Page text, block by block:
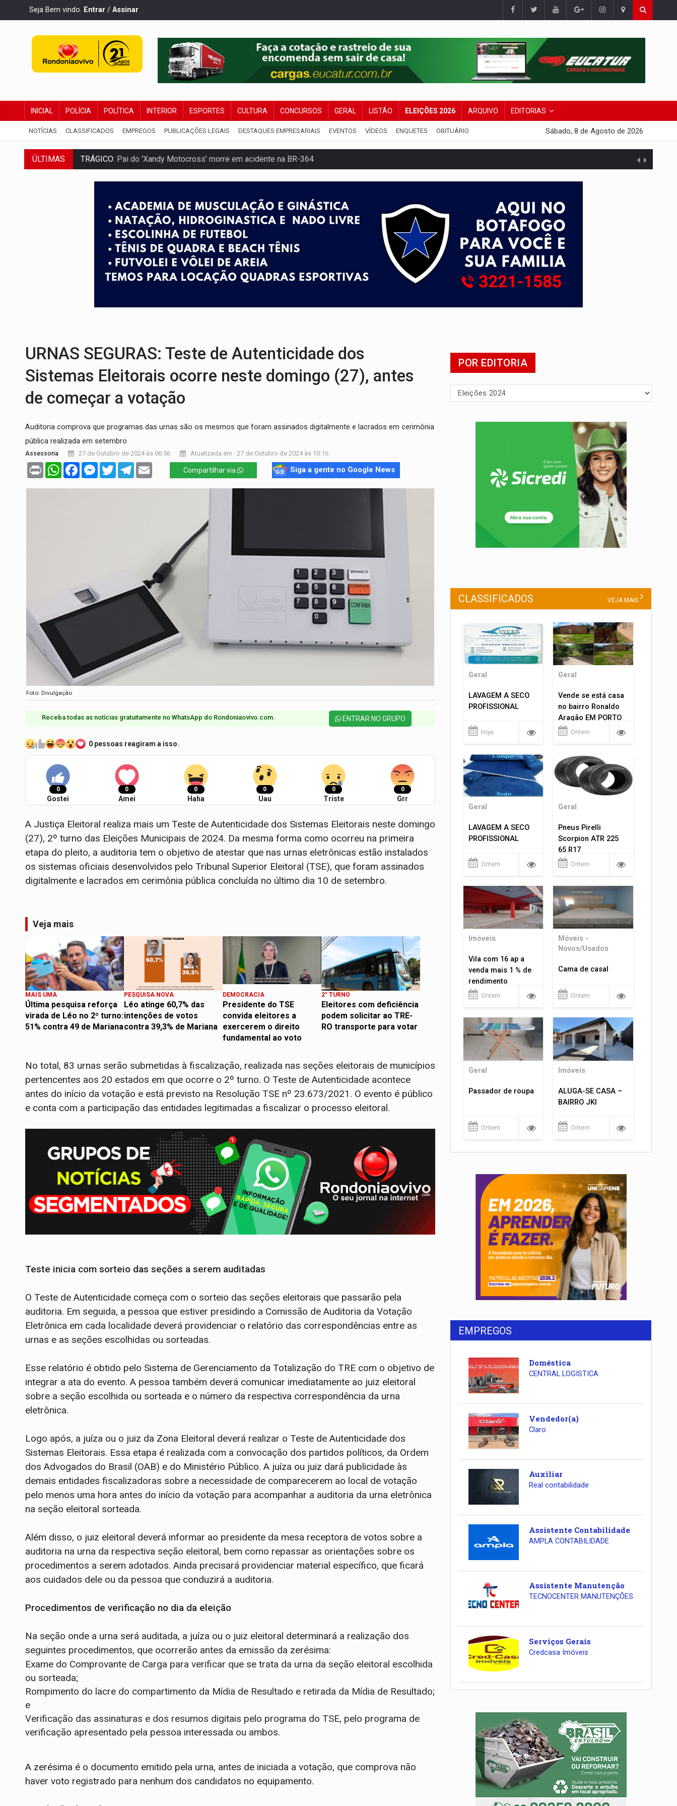
Seja Bem vindo. Entrar / Assinar
INICIAL POLÍCIA POLÍTICA INTERIOR ESPORTES CULTURA CONCURSOS GERAL LISTÃO ELEIÇÕES 2026 ARQUIVO EDITORIAS
NOTÍCIAS CLASSIFICADOS EMPREGOS PUBLICAÇÕES LEGAIS DESTAQUES EMPRESARIAIS EVENTOS VÍDEOS ENQUETES OBITUÁRIO Sábado, 8 de Agosto de 2026
ÚLTIMAS TRÁGICO: Pai do 'Xandy Motocross' morre em acidente na BR-364
VÍDEO:Motorista de caminhonete morre preso às ferragens em colisão com carreta na BR
Seis lugares gratuitos para aproveitar o fim de semana em Porto Velho
FTICCO e Força Tática prendem membro do CV com arma e drogas em boca de fumo
INCLUSÃO:Prefeitura fortalece parceria com a APAE para ampliar ações voltadas a PCD's
DEFESA: Exército testa inovações no combate a drones durante exercício antiaéreo
TEMAS SOCIOAMBIENTAIS: Em Itapuã do Oeste, CINEMAZÔNIA leva cinema amazônico a estudantes na escola
URNAS SEGURAS: Teste de Autenticidade dos
Sistemas Eleitorais ocorre neste domingo (27), antes
de começar a votação
Auditoria comprova que programas das urnas são os mesmos que foram assinados digitalmente e lacrados em cerimônia
pública realizada em setembro
Assessoria 27 de Outubro de 2024 às 06:56 Atualizada em : 27 de Outubro de 2024 às 10:16
Print WhatsAppFacebookMessenger
TwitterTelegram Compartilhar via Siga a gente no Google News
Foto: Divulgação
Receba todas as notícias gratuitamente no WhatsApp do Rondoniaovivo.com.​ ENTRAR NO GRUPO
0 pessoas reagiram a isso.
0
Gostei
0
Amei
0
Haha
0
Uau
0
Triste
0
Grr
A Justiça Eleitoral realiza mais um Teste de Autenticidade dos Sistemas Eleitorais neste domingo
(27), 2º turno das Eleições Municipais de 2024. Da mesma forma como ocorreu na primeira
etapa do pleito, a auditoria tem o objetivo de atestar que nas urnas eletrônicas estão instalados
os sistemas oficiais desenvolvidos pelo Tribunal Superior Eleitoral (TSE), que foram assinados
digitalmente e lacrados em cerimônia pública concluída no último dia 10 de setembro.
Veja mais
MAIS UMA
Última pesquisa reforça
virada de Léo no 2º turno:
51% contra 49 de Mariana
PESQUISA NOVA
Léo atinge 60,7% das
intenções de votos
contra 39,3% de Mariana
DEMOCRACIA
Presidente do TSE
convida eleitores a
exercerem o direito
fundamental ao voto
2° TURNO
Eleitores com deficiência
podem solicitar ao TRE-
RO transporte para votar
No total, 83 urnas serão submetidas à fiscalização, realizada nas seções eleitorais de municípios
pertencentes aos 20 estados em que ocorre o 2º turno. O Teste de Autenticidade acontece
antes do início da votação e está previsto na Resolução TSE nº 23.673/2021. O evento é público
e conta com a participação das entidades legitimadas a fiscalizar o processo eleitoral.
Teste inicia com sorteio das seções a serem auditadas
O Teste de Autenticidade começa com o sorteio das seções eleitorais que passarão pela
auditoria. Em seguida, a pessoa que estiver presidindo a Comissão de Auditoria da Votação
Eletrônica em cada localidade deverá providenciar o relatório das correspondências entre as
urnas e as seções escolhidas ou sorteadas.
Esse relatório é obtido pelo Sistema de Gerenciamento da Totalização do TRE com o objetivo de
integrar a ata do evento. A pessoa também deverá comunicar imediatamente ao juiz eleitoral
sobre a seção escolhida ou sorteada e o número da respectiva correspondência da urna
eletrônica.
Logo após, a juíza ou o juiz da Zona Eleitoral deverá realizar o Teste de Autenticidade dos
Sistemas Eleitorais. Essa etapa é realizada com a convocação dos partidos políticos, da Ordem
dos Advogados do Brasil (OAB) e do Ministério Público. A juíza ou juiz dará publicidade às
demais entidades fiscalizadoras sobre a necessidade de comparecerem ao local de votação
pelo menos uma hora antes do início da votação para acompanhar a auditoria da urna eletrônica
na seção eleitoral sorteada.
Além disso, o juiz eleitoral deverá informar ao presidente da mesa receptora de votos sobre a
auditoria na urna da respectiva seção eleitoral, bem como repassar as orientações sobre os
procedimentos a serem adotados. Ainda precisará providenciar material específico, que ficará
aos cuidados dele ou da pessoa que conduzirá a auditoria.
Procedimentos de verificação no dia da eleição
Na seção onde a urna será auditada, a juíza ou o juiz eleitoral determinará a realização dos
seguintes procedimentos, que ocorrerão antes da emissão da zerésima:
Exame do Comprovante de Carga para verificar que se trata da urna da seção eleitoral escolhida
ou sorteada;
Rompimento do lacre do compartimento da Mídia de Resultado e retirada da Mídia de Resultado;
e
Verificação das assinaturas e dos resumos digitais pelo programa do TSE, pelo programa de
verificação apresentado pela pessoa interessada ou ambos.
A zerésima é o documento emitido pela urna, antes de iniciada a votação, que comprova não
haver voto registrado para nenhum dos candidatos no equipamento.
POR EDITORIA
CLASSIFICADOS VEJA MAIS
Geral
LAVAGEM A SECO
PROFISSIONAL
Hoje
Geral
Vende se está casa
no bairro Ronaldo
Aragão EM PORTO
VELHO RO.
Ontem
Geral
LAVAGEM A SECO
PROFISSIONAL
Ontem
Geral
Pneus Pirelli
Scorpion ATR 225
65 R17
Ontem
Imóveis
Vila com 16 ap a
venda mais 1 % de
rendimento
Ontem
Móveis -
Novos/Usados
Cama de casal
Ontem
Geral
Passador de roupa
Ontem
Imóveis
ALUGA-SE CASA –
BAIRRO JKI
Ontem
EMPREGOS
Doméstica
CENTRAL LOGISTICA
Vendedor(a)
Claro
Auxiliar
Real contabilidade
Assistente Contabilidade
AMPLA CONTABILIDADE
Assistente Manutenção
TECNOCENTER MANUTENÇÕES
Serviços Gerais
Credcasa Imóveis